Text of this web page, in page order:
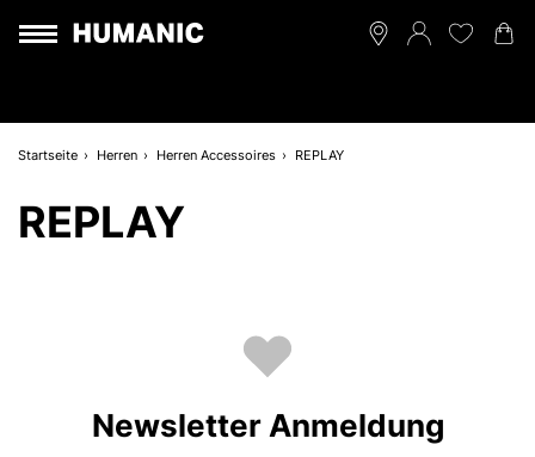
Startseite Herren Herren Accessoires REPLAY
REPLAY
Newsletter Anmeldung